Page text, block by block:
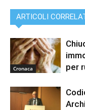
ARTICOLI
Cronaca
per